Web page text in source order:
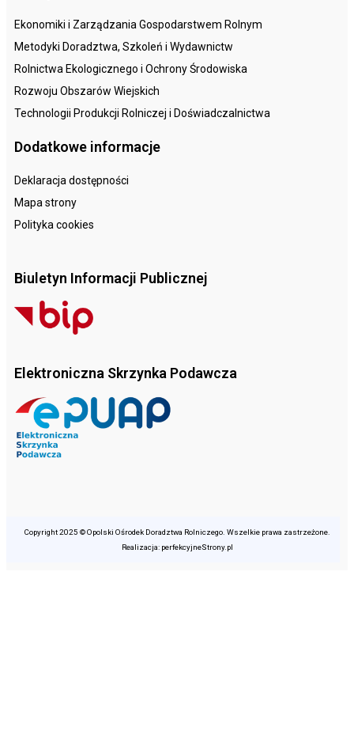
Ekonomiki i Zarządzania Gospodarstwem Rolnym
Metodyki Doradztwa, Szkoleń i Wydawnictw
Rolnictwa Ekologicznego i Ochrony Środowiska
Rozwoju Obszarów Wiejskich
Technologii Produkcji Rolniczej i Doświadczalnictwa
Dodatkowe informacje
Deklaracja dostępności
Mapa strony
Polityka cookies
Biuletyn Informacji Publicznej
Elektroniczna Skrzynka Podawcza
Copyright 2025 © Opolski Ośrodek Doradztwa Rolniczego. Wszelkie prawa zastrzeżone.
Realizacja: perfekcyjneStrony.pl